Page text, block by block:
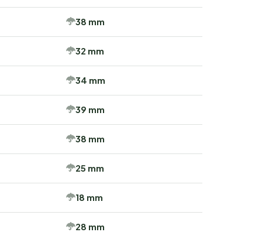
38 mm
32 mm
34 mm
39 mm
38 mm
25 mm
18 mm
28 mm